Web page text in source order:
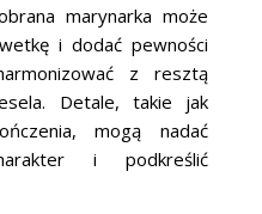
marynarka może
i dodać pewności
z resztą
Detale, takie jak
mogą nadać
i podkreślić